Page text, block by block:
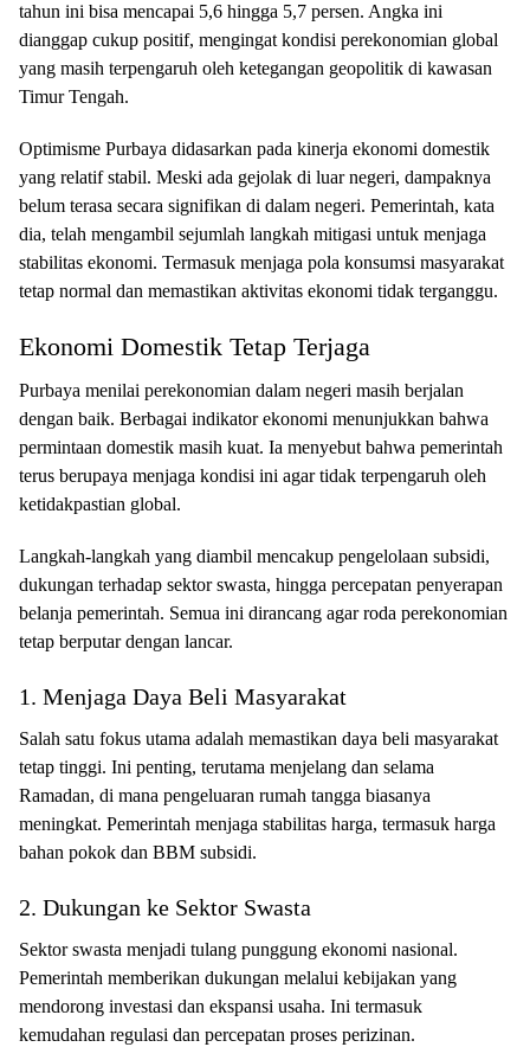
tahun ini bisa mencapai 5,6 hingga 5,7 persen. Angka ini
dianggap cukup positif, mengingat kondisi perekonomian global
yang masih terpengaruh oleh ketegangan geopolitik di kawasan
Timur Tengah.
Optimisme Purbaya didasarkan pada kinerja ekonomi domestik
yang relatif stabil. Meski ada gejolak di luar negeri, dampaknya
belum terasa secara signifikan di dalam negeri. Pemerintah, kata
dia, telah mengambil sejumlah langkah mitigasi untuk menjaga
stabilitas ekonomi. Termasuk menjaga pola konsumsi masyarakat
tetap normal dan memastikan aktivitas ekonomi tidak terganggu.
Ekonomi Domestik Tetap Terjaga
Purbaya menilai perekonomian dalam negeri masih berjalan
dengan baik. Berbagai indikator ekonomi menunjukkan bahwa
permintaan domestik masih kuat. Ia menyebut bahwa pemerintah
terus berupaya menjaga kondisi ini agar tidak terpengaruh oleh
ketidakpastian global.
Langkah-langkah yang diambil mencakup pengelolaan subsidi,
dukungan terhadap sektor swasta, hingga percepatan penyerapan
belanja pemerintah. Semua ini dirancang agar roda perekonomian
tetap berputar dengan lancar.
1. Menjaga Daya Beli Masyarakat
Salah satu fokus utama adalah memastikan daya beli masyarakat
tetap tinggi. Ini penting, terutama menjelang dan selama
Ramadan, di mana pengeluaran rumah tangga biasanya
meningkat. Pemerintah menjaga stabilitas harga, termasuk harga
bahan pokok dan BBM subsidi.
2. Dukungan ke Sektor Swasta
Sektor swasta menjadi tulang punggung ekonomi nasional.
Pemerintah memberikan dukungan melalui kebijakan yang
mendorong investasi dan ekspansi usaha. Ini termasuk
kemudahan regulasi dan percepatan proses perizinan.